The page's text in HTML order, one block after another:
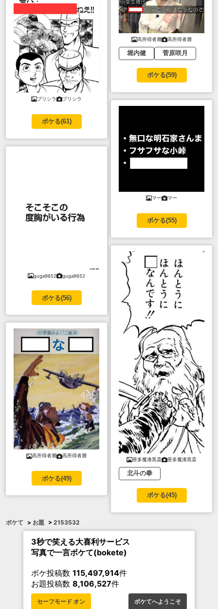
プリシラ プリシラ
ボケる(61)
guga9652 guga9652
ボケる(56)
高所得者層 高所得者層
ボケる(49)
高所得者層 高所得者層
堀内健 菅原咲月
ボケる(59)
マー マー
ボケる(55)
亜多魔漆黒斎 亜多魔漆黒斎
北斗の拳
ボケる(45)
ボケて > お題 > 2153532
3秒で笑える大喜利サービス
写真で一言ボケて(bokete)
ボケ投稿数 115,497,914件
お題投稿数 8,106,527件
セーフモード オン ボケてへようこそ